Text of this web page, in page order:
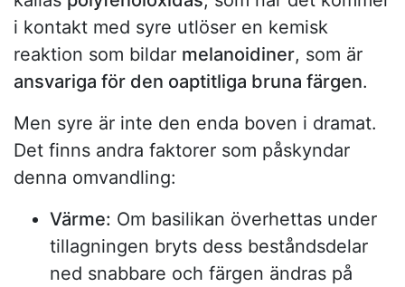
i kontakt med syre utlöser en kemisk
reaktion som bildar melanoidiner, som är
ansvariga för den oaptitliga bruna färgen.
Men syre är inte den enda boven i dramat.
Det finns andra faktorer som påskyndar
denna omvandling:
Värme: Om basilikan överhettas under
tillagningen bryts dess beståndsdelar
ned snabbare och färgen ändras på